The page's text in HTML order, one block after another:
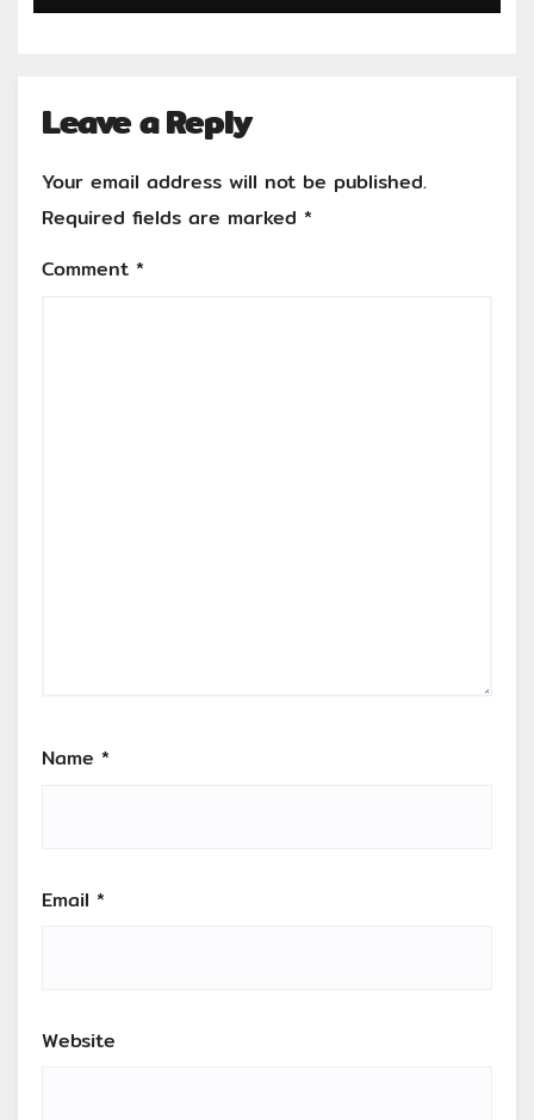
Leave a Reply
Your email address will not be published.
Required fields are marked *
Comment *
Name *
Email *
Website